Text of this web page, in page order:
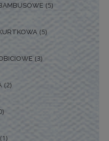
(5)
(5)
(3)
(2)
(1)